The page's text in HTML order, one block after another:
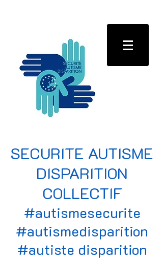
SECURITE AUTISME
DISPARITION
COLLECTIF
#autismesecurite
#autismedisparition
#autiste disparition